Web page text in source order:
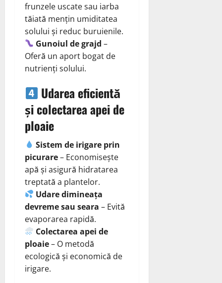
frunzele uscate sau iarba
tăiată mențin umiditatea
solului și reduc buruienile.
Gunoiul de grajd –
Oferă un aport bogat de
nutrienți solului.
Udarea eficientă
și colectarea apei de
ploaie
Sistem de irigare prin
picurare– Economisește
apă și asigură hidratarea
treptată a plantelor.
Udare dimineața
devreme sau seara – Evită
evaporarea rapidă.
Colectarea apei de
ploaie– O metodă
ecologică și economică de
irigare.